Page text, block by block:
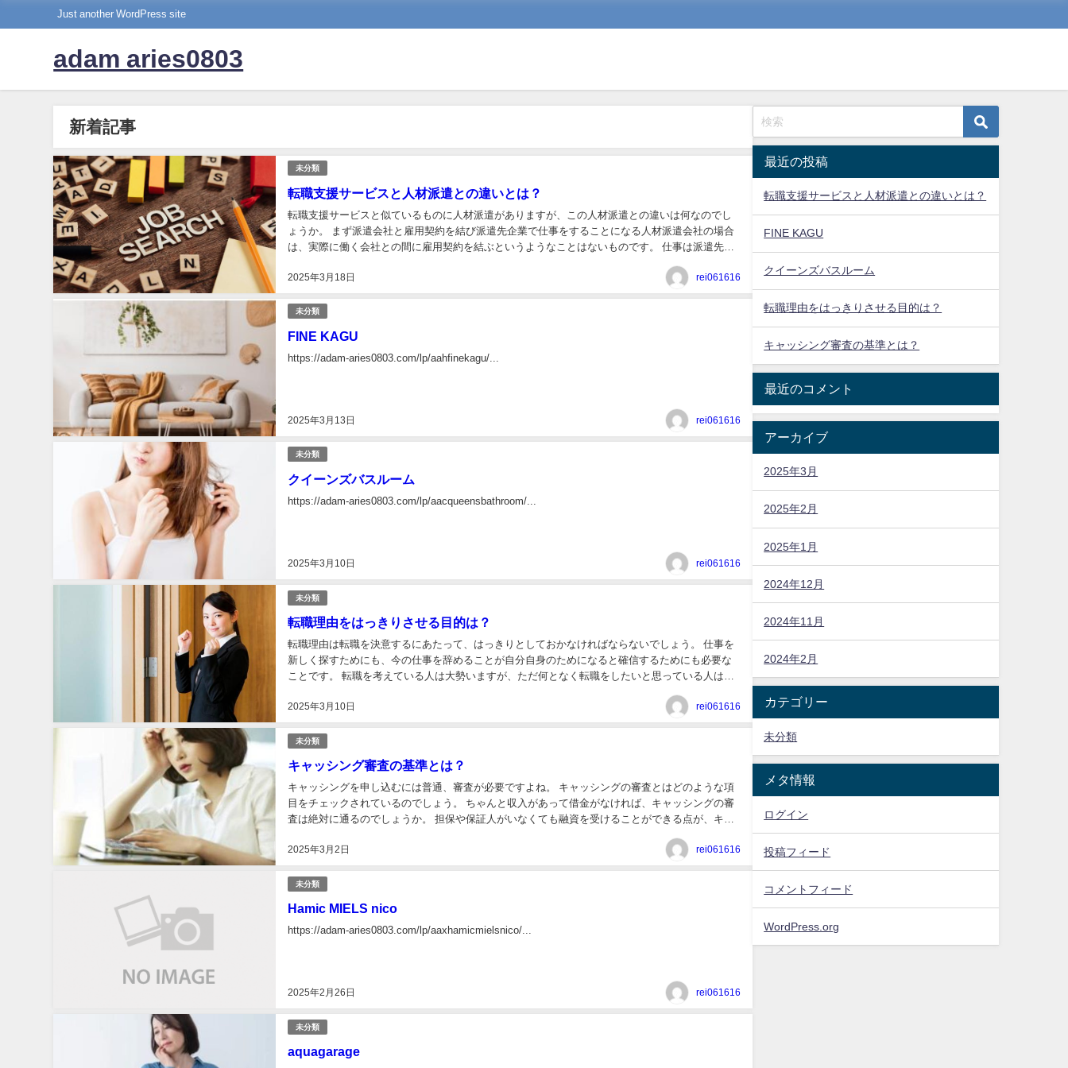
Just another WordPress site
adam aries0803
新着記事
未分類
転職支援サービスと人材派遣との違いとは？
2025年3月18日
転職支援サービスと似ているものに人材派遣がありますが、この人材派遣との違いは何なのでし
ょうか。 まず派遣会社と雇用契約を結び派遣先企業で仕事をすることになる人材派遣会社の場合
は、実際に働く会社との間に雇用契約を結ぶというようなことはないものです。 仕事は派遣先企
rei061616
未分類
FINE KAGU
2025年3月13日
https://adam-aries0803.com/lp/aahfinekagu/...
rei061616
未分類
クイーンズバスルーム
2025年3月10日
https://adam-aries0803.com/lp/aacqueensbathroom/...
rei061616
未分類
転職理由をはっきりさせる目的は？
2025年3月10日
転職理由は転職を決意するにあたって、はっきりとしておかなければならないでしょう。 仕事を
新しく探すためにも、今の仕事を辞めることが自分自身のためになると確信するためにも必要な
ことです。 転職を考えている人は大勢いますが、ただ何となく転職をしたいと思っている人は就
rei061616
未分類
キャッシング審査の基準とは？
2025年3月2日
キャッシングを申し込むには普通、審査が必要ですよね。 キャッシングの審査とはどのような項
目をチェックされているのでしょう。 ちゃんと収入があって借金がなければ、キャッシングの審
査は絶対に通るのでしょうか。 担保や保証人がいなくても融資を受けることができる点が、キャ
rei061616
未分類
Hamic MIELS nico
2025年2月26日
https://adam-aries0803.com/lp/aaxhamicmielsnico/...
rei061616
未分類
aquagarage
最近の投稿
転職支援サービスと人材派遣との違いとは？
FINE KAGU
クイーンズバスルーム
転職理由をはっきりさせる目的は？
キャッシング審査の基準とは？
最近のコメント
アーカイブ
2025年3月
2025年2月
2025年1月
2024年12月
2024年11月
2024年2月
カテゴリー
未分類
メタ情報
ログイン
投稿フィード
コメントフィード
WordPress.org